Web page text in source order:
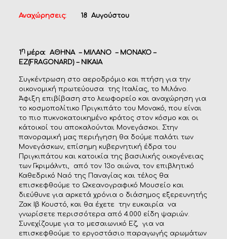
Αναχώρησεις: 18 Αυγούστου
1η μέρα: ΑΘΗΝΑ – ΜΙΛΑΝΟ – ΜΟΝΑΚΟ –
ΕΖ(FRAGONARD) –ΝΙΚΑΙΑ
Συγκέντρωση στο αεροδρόμιο και πτήση για την
οικονομική πρωτεύουσα της Ιταλίας, το Μιλάνο.
Άφιξη επιβίβαση στο λεωφορείο και αναχώρηση για
το κοσμοπολίτικο Πριγκιπάτο του Μονακό, που είναι
το πιο πυκνοκατοικημένο κράτος στον κόσμο και οι
κάτοικοί του αποκαλούνται Μονεγάσκοι. Στην
πανοραμική μας περιήγηση θα δούμε παλάτι των
Μονεγάσκων, επίσημη κυβερνητική έδρα του
Πριγκιπάτου και κατοικία της βασιλικής οικογένειας
των Γκριμάλντι, από τον 13ο αιώνα, τον επιβλητικό
Καθεδρικό Ναό της Παναγίας και τέλος θα
επισκεφθούμε το Ωκεανογραφικό Μουσείο και
διεύθυνε για αρκετά χρόνια ο διάσημος εξερευνητής
Ζακ Ιβ Κουστό, και θα έχετε την ευκαιρία να
γνωρίσετε περισσότερα από 4.000 είδη ψαριών.
Συνεχίζουμε για το μεσαιωνικό Εζ, για να
επισκεφθούμε το εργοστάσιο παραγωγής αρωμάτων